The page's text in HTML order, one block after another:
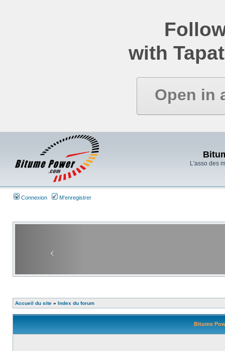
with
Open in
L'asso des
Connexion M’enregistrer
Accueil du site » Index du forum
Bitume